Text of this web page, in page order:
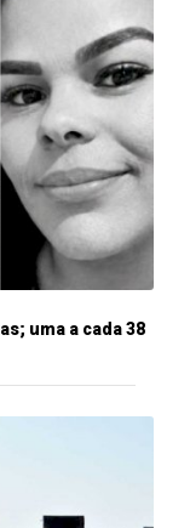
uma a cada 38